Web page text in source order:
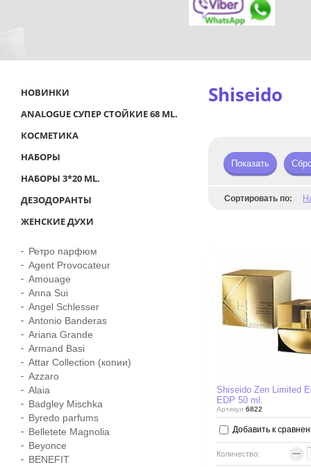
Shiseido
Показать
Сортировать по:
Shiseido Zen Limited
EDP 50 ml.
Артикул 6822
Добавить к
Количество: −
НОВИНКИ
ANALOGUE СУПЕР СТОЙКИЕ 68 ML.
КОСМЕТИКА
НАБОРЫ
НАБОРЫ 3*20 ML.
ДЕЗОДОРАНТЫ
ЖЕНСКИЕ ДУХИ
Ретро парфюм
Agent Provocateur
Amouage
Anna Sui
Angel Schlesser
Antonio Banderas
Ariana Grande
Armand Basi
Attar Collection (копии)
Azzaro
Alaia
Badgley Mischka
Byredo parfums
Belletete Magnolia
Beyonce
BENEFIT